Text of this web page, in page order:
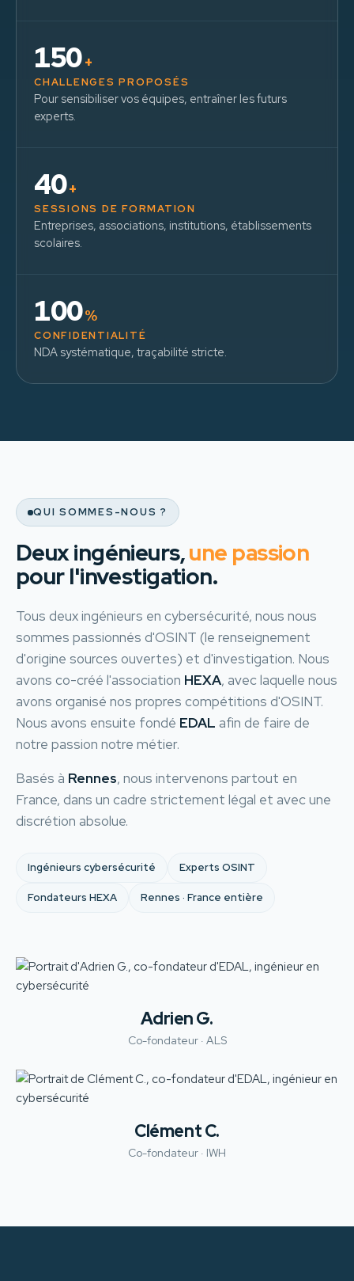
150+
CHALLENGES PROPOSÉS
Pour sensibiliser vos équipes, entraîner les futurs
experts.
40+
SESSIONS DE FORMATION
Entreprises, associations, institutions, établissements
scolaires.
100%
CONFIDENTIALITÉ
NDA systématique, traçabilité stricte.
QUI SOMMES-NOUS ?
Deux ingénieurs,une passion
pour l'investigation.
Tous deux ingénieurs en cybersécurité, nous nous
sommes passionnés d'OSINT (le renseignement
d'origine sources ouvertes) et d'investigation. Nous
avons co-créé l'association HEXA, avec laquelle nous
avons organisé nos propres compétitions d'OSINT.
Nous avons ensuite fondé EDAL afin de faire de
notre passion notre métier.
Basés à Rennes, nous intervenons partout en
France, dans un cadre strictement légal et avec une
discrétion absolue.
Ingénieurs cybersécurité Experts OSINT
Fondateurs HEXA Rennes · France entière
Adrien G.
Co-fondateur · ALS
Clément C.
Co-fondateur · IWH